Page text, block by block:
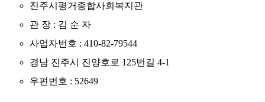
진주시평거종합사회복지관
관 장 : 김 순 자
사업자번호 : 410-82-79544
경남 진주시 진양호로 125번길 4-1
우편번호 : 52649